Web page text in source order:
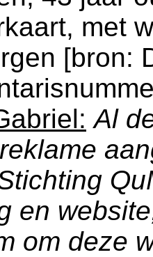
met
[bron:
Al
en
om deze